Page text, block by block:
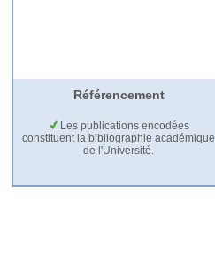
Référencement
Les publications encodées
constituent la bibliographie académique
de l'Université.